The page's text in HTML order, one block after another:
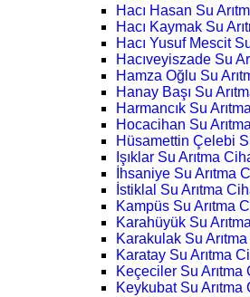
Hacı Hasan Su
Hacı Kaymak Su
Hacı Yusuf Mescit
Hacıveyiszade Su
Hamza Oğlu Su
Hanay Başı Su
Harmancık Su
Hocacihan Su
Hüsamettin Çelebi
Işıklar Su Arıtma
İhsaniye Su Arıtma
İstiklal Su Arıtma
Kampüs Su Arıtma
Karahüyük Su
Karakulak Su Arıtma
Karatay Su Arıtma
Keçeciler Su Arıtma
Keykubat Su Arıtma